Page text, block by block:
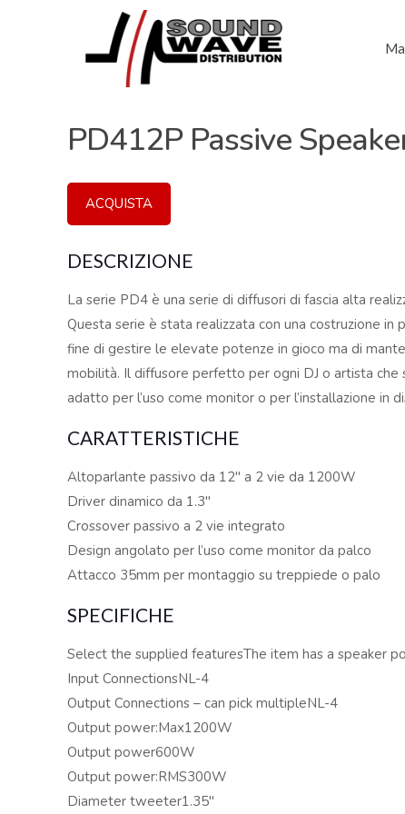
PD412P Passive
ACQUISTA
DESCRIZIONE
La serie PD4 è una serie di diffusori di fascia alta
Questa serie è stata realizzata con una costruzione
fine di gestire le elevate potenze in gioco ma di
mobilità. Il diffusore perfetto per ogni DJ o artista che
adatto per l’uso come monitor o per l’installazione in
CARATTERISTICHE
Altoparlante passivo da 12″ a 2 vie da 1200W
Driver dinamico da 1.3″
Crossover passivo a 2 vie integrato
Design angolato per l’uso come monitor da palco
Attacco 35mm per montaggio su treppiede o palo
SPECIFICHE
Select the supplied featuresThe item has a speaker
Input ConnectionsNL-4
Output Connections – can pick multipleNL-4
Output power:Max1200W
Output power600W
Output power:RMS300W
Diameter tweeter1.35″